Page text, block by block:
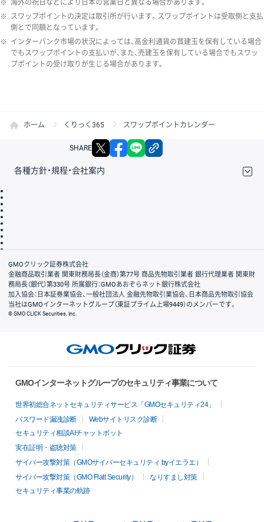
※ 海外の祝日などにより日本の営業日と異なる場合があります。
※ スワップポイントの決定は取引所が行います。スワップポイントは受取側と支払
側とで同額となっています。
※ インターバンク市場の状況によっては、高金利通貨の買建玉を保有している場合
でもスワップポイントの支払いが、また、売建玉を保有している場合でもスワッ
プポイントの受け取りが生じる場合があります。
ホーム くりっく365 スワップポイントカレンダー
SHARE X facebook
各種方針・規程・会社案内
会社案内
GMOクリック証券株式会社
金融商品取引業者 関東財務局長（金商）第77号 商品先物取引業者 銀行代理業者 関東財
務局長（銀代）第330号 所属銀行：GMOあおぞらネット銀行株式会社
加入協会：日本証券業協会、一般社団法人 金融先物取引業協会、日本商品先物取引協会
当社はGMOインターネットグループ（東証プライム上場9449）のメンバーです。
© GMO CLICK Securities, Inc.
GMOインターネットグループのセキュリティ事業について
世界初総合ネットセキュリティサービス「GMOセキュリティ24」
パスワード漏洩診断
Webサイトリスク診断
セキュリティ相談AIチャットボット
実在証明・盗聴対策
サイバー攻撃対策（GMOサイバーセキュリティ byイエラエ）
サイバー攻撃対策（GMO Flatt Security）
なりすまし対策
セキュリティ事業の軌跡